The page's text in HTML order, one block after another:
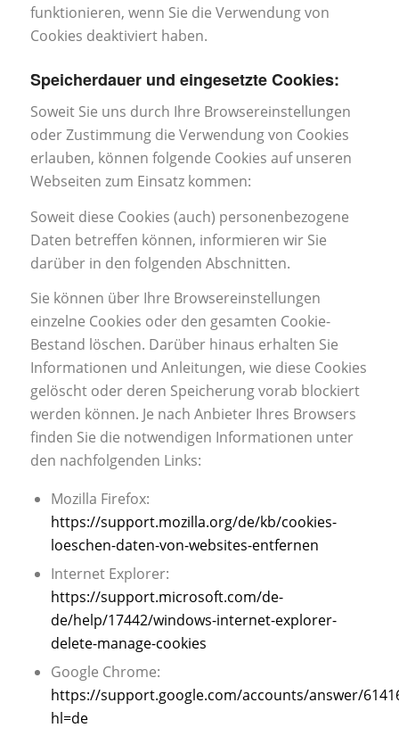
funktionieren, wenn Sie die Verwendung von
Cookies deaktiviert haben.
Speicherdauer und eingesetzte Cookies:
Soweit Sie uns durch Ihre Browsereinstellungen
oder Zustimmung die Verwendung von Cookies
erlauben, können folgende Cookies auf unseren
Webseiten zum Einsatz kommen:
Soweit diese Cookies (auch) personenbezogene
Daten betreffen können, informieren wir Sie
darüber in den folgenden Abschnitten.
Sie können über Ihre Browsereinstellungen
einzelne Cookies oder den gesamten Cookie-
Bestand löschen. Darüber hinaus erhalten Sie
Informationen und Anleitungen, wie diese Cookies
gelöscht oder deren Speicherung vorab blockiert
werden können. Je nach Anbieter Ihres Browsers
finden Sie die notwendigen Informationen unter
den nachfolgenden Links:
Mozilla Firefox:
https://support.mozilla.org/de/kb/cookies-
loeschen-daten-von-websites-entfernen
Internet Explorer:
https://support.microsoft.com/de-
de/help/17442/windows-internet-explorer-
delete-manage-cookies
Google Chrome:
https://support.google.com/accounts/answer/
hl=de